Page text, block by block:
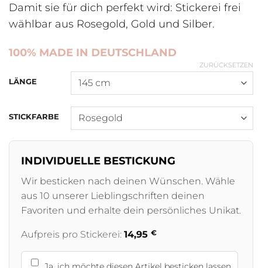
Damit sie für dich perfekt wird: Stickerei frei
wählbar aus Rosegold, Gold und Silber.
100% MADE IN DEUTSCHLAND
LÄNGE
STICKFARBE
ZURÜCKSETZEN
INDIVIDUELLE BESTICKUNG
Wir besticken nach deinen Wünschen. Wähle
aus 10 unserer Lieblingschriften deinen
Favoriten und erhalte dein persönliches Unikat.
Aufpreis pro Stickerei: 14,95 €